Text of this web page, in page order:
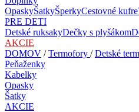
OpaskyŠatkyŠperkyCestovné kufre
PRE DETI
Detské ruksakyDečky s plyšákom
AKCIE
DOMOV /Termofory /Detské
Peňaženky
Kabelky
Opasky
Šatky
AKCIE